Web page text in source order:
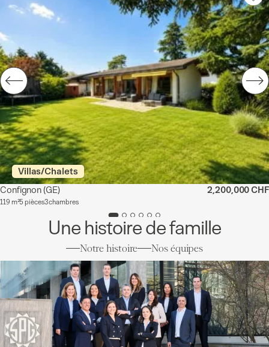
Villas/Chalets
Confignon(GE)
119 m²5 pièces3 chambres
2,200,000 CHF
Une histoire de famille
Notre histoire Nos équipes